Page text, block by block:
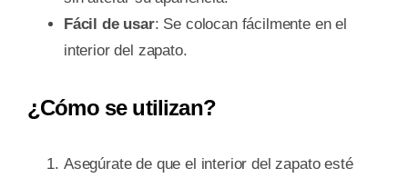
Fácil de usar: Se colocan fácilmente en el
interior del zapato.
¿Cómo se utilizan?
Asegúrate de que el interior del zapato esté